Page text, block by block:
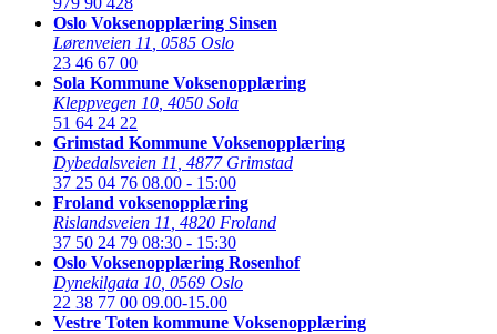
Oslo Voksenopplæring Sinsen
Lørenveien 11 0585 Oslo
23 46 67 00
Sola Kommune Voksenopplæring
Kleppvegen 10 4050 Sola
51 64 24 22
Grimstad Kommune Voksenopplæring
Dybedalsveien 11 4877 Grimstad
37 25 04 76 08.00 - 15:00
Froland voksenopplæring
Rislandsveien 11 4820 Froland
37 50 24 79 08:30 - 15:30
Oslo Voksenopplæring Rosenhof
Dynekilgata 10 0569 Oslo
22 38 77 00 09.00-15.00
Vestre Toten kommune Voksenopplæring